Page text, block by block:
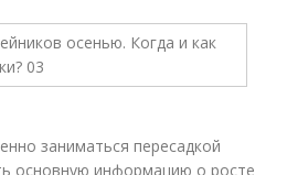
заниматься пересадкой
основную информацию о росте